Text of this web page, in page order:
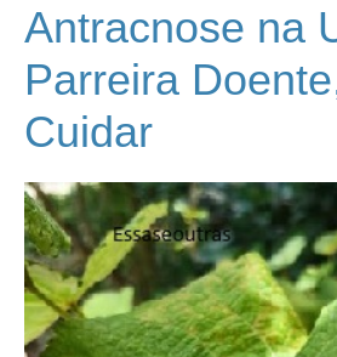
Antracnose na
Parreira
Cuidar